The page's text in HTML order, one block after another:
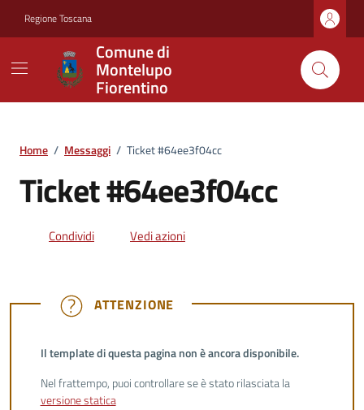
Regione Toscana
Comune di
Montelupo
Fiorentino
Home / Messaggi / Ticket #64ee3f04cc
Ticket #64ee3f04cc
Condividi Vedi azioni
ATTENZIONE
ATTENZIONE
Il template di questa pagina non è ancora disponibile.
Nel frattempo, puoi controllare se è stato rilasciata la
versione statica